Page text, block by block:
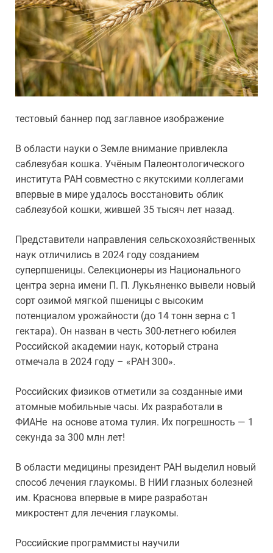
тестовый баннер под заглавное изображение
В области науки о Земле внимание привлекла
саблезубая кошка. Учёным Палеонтологического
института РАН совместно с якутскими коллегами
впервые в мире удалось восстановить облик
саблезубой кошки, жившей 35 тысяч лет назад.
Представители направления сельскохозяйственных
наук отличились в 2024 году созданием
суперпшеницы. Селекционеры из Национального
центра зерна имени П. П. Лукьяненко вывели новый
сорт озимой мягкой пшеницы с высоким
потенциалом урожайности (до 14 тонн зерна с 1
гектара). Он назван в честь 300-летнего юбилея
Российской академии наук, который страна
отмечала в 2024 году – «РАН 300».
Российских физиков отметили за созданные ими
атомные мобильные часы. Их разработали в
ФИАНе на основе атома тулия. Их погрешность — 1
секунда за 300 млн лет!
В области медицины президент РАН выделил новый
способ лечения глаукомы. В НИИ глазных болезней
им. Краснова впервые в мире разработан
микростент для лечения глаукомы.
Российские программисты научили